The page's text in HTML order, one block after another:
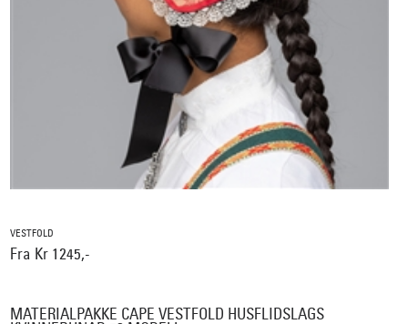
VESTFOLD
Fra Kr 1245,-
MATERIALPAKKE CAPE VESTFOLD HUSFLIDSLAGS